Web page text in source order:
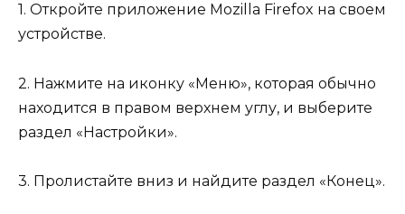
1. Откройте приложение Mozilla Firefox на своем
устройстве.
2. Нажмите на иконку «Меню», которая обычно
находится в правом верхнем углу, и выберите
раздел «Настройки».
3. Пролистайте вниз и найдите раздел «Конец».